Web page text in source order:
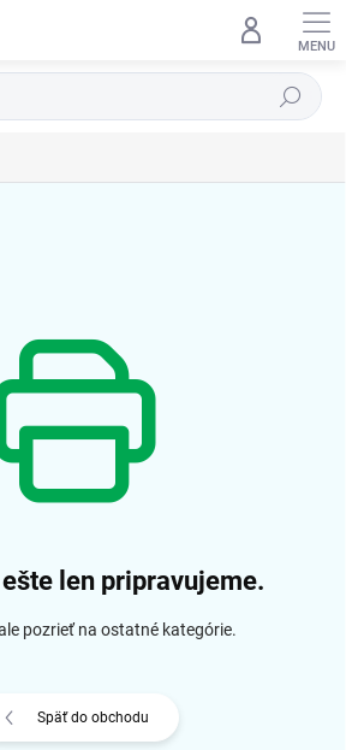
Hľadať
len pripravujeme.
pozrieť na ostatné kategórie.
Späť do obchodu